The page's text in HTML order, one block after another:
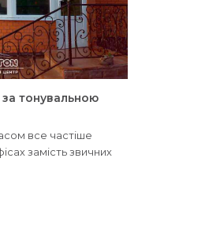
тонувальною
все частіше
замість звичних